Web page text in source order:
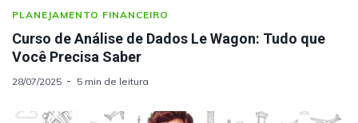
PLANEJAMENTO FINANCEIRO
Curso de Análise de Dados Le Wagon: Tudo que
Você Precisa Saber
28/07/2025 5 min de leitura